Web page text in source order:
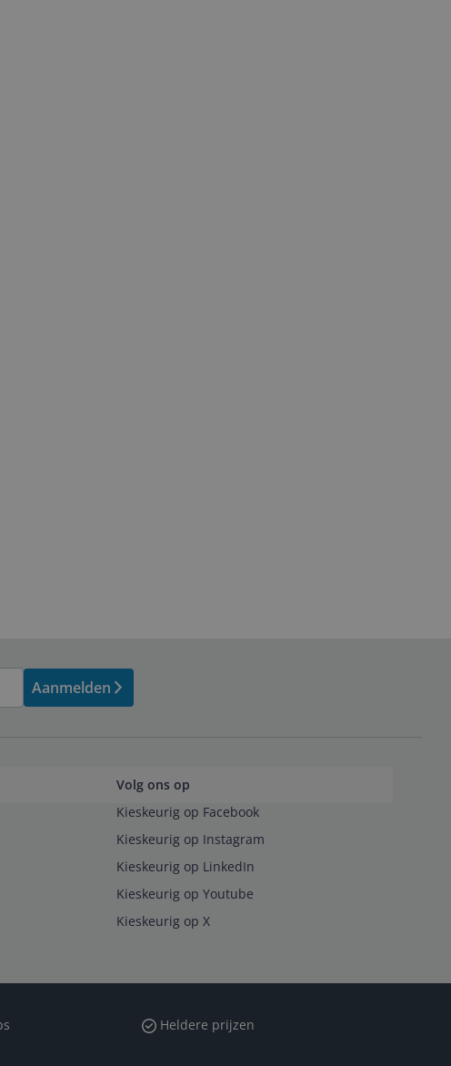
Aanmelden
Volg ons op
Kieskeurig op Facebook
Kieskeurig op Instagram
Kieskeurig op LinkedIn
Kieskeurig op Youtube
Kieskeurig op X
Heldere prijzen